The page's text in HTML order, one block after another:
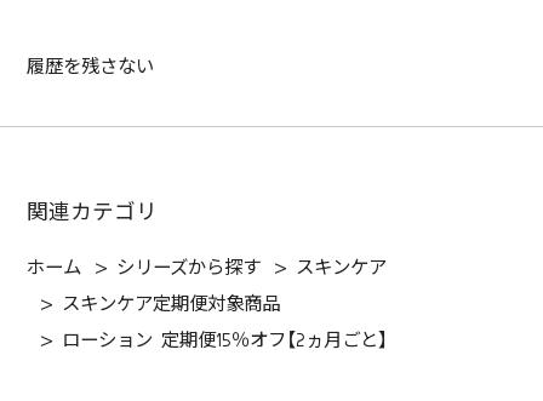
履歴を残さない
関連カテゴリ
ホーム > シリーズから探す > スキンケア
> スキンケア定期便対象商品
>
ローション 定期便15％オフ【2ヵ月ごと】